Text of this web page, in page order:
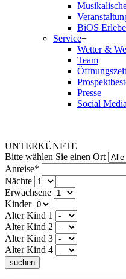
BiOS
Service+
Wetter &
Team
Presse
Social Media
UNTERKÜNFTE
Bitte wählen Sie einen Ort
Anreise*
Nächte
Erwachsene
Kinder
Alter Kind 1
Alter Kind 2
Alter Kind 3
Alter Kind 4
suchen